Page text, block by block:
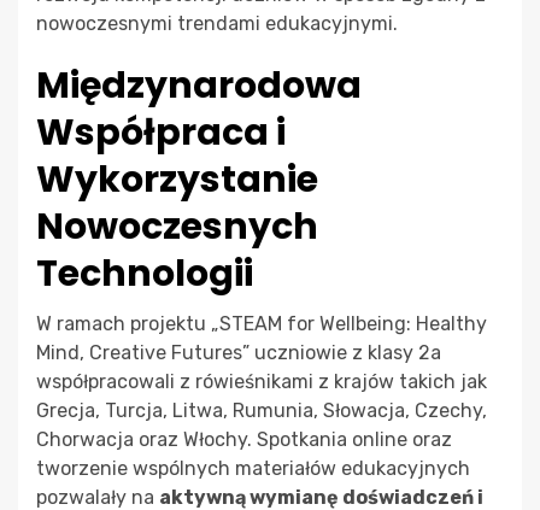
nowoczesnymi trendami edukacyjnymi.
Międzynarodowa
Współpraca i
Wykorzystanie
Nowoczesnych
Technologii
W ramach projektu „STEAM for Wellbeing: Healthy
Mind, Creative Futures” uczniowie z klasy 2a
współpracowali z rówieśnikami z krajów takich jak
Grecja, Turcja, Litwa, Rumunia, Słowacja, Czechy,
Chorwacja oraz Włochy. Spotkania online oraz
tworzenie wspólnych materiałów edukacyjnych
pozwalały na aktywną wymianę doświadczeń i